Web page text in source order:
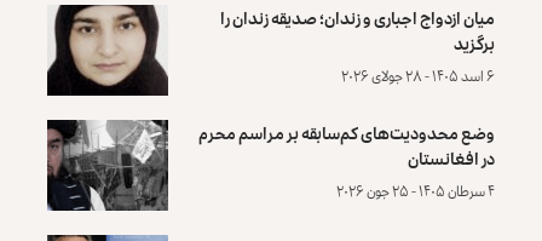
میان ازدواج اجباری و زندان؛ صدیقه زندان را
برگزید
۶ اسد ۱۴۰۵ - ۲۸ جولای ۲۰۲۶
وضع محدودیت‌های کم‌سابقه بر مراسم محرم
در افغانستان
۴ سرطان ۱۴۰۵ - ۲۵ جون ۲۰۲۶